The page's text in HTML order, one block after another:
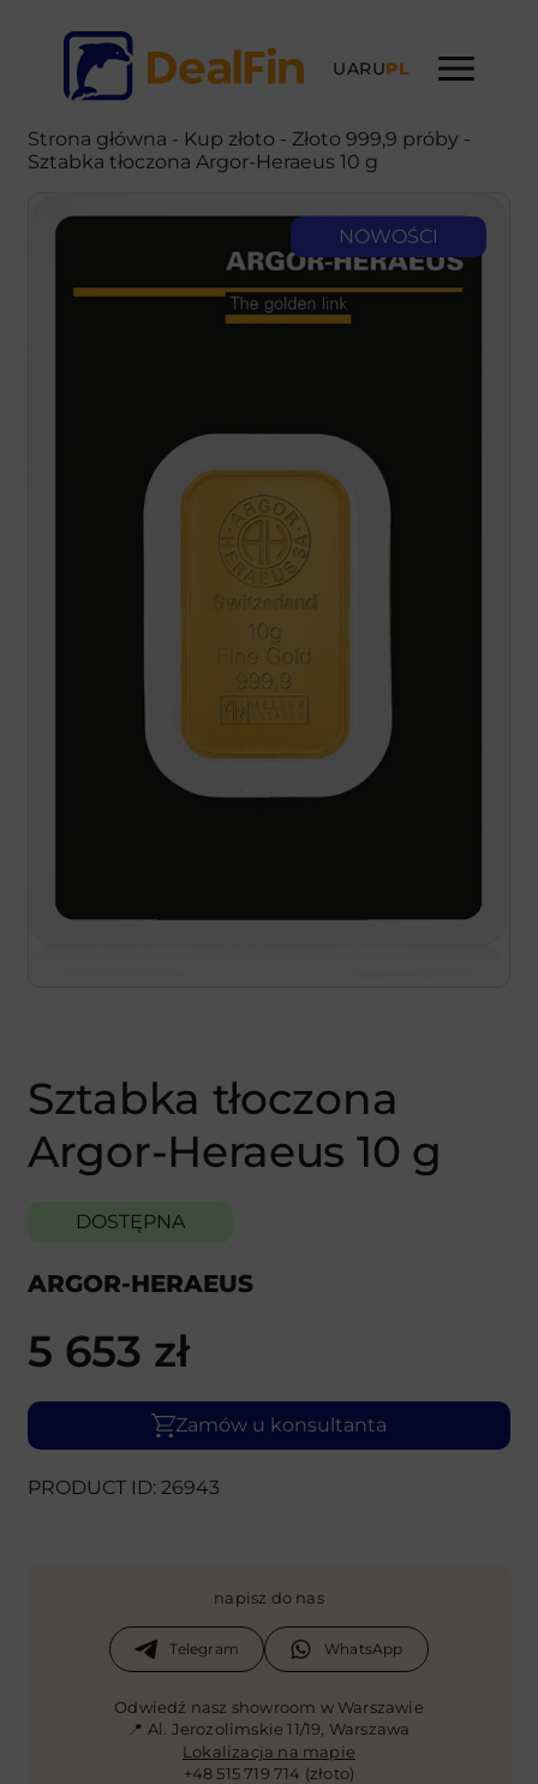
UARUPL
Strona główna - Kup złoto - Złoto 999,9 próby -
Sztabka tłoczona Argor-Heraeus 10 g
NOWOŚCI
Sztabka tłoczona
Argor-Heraeus 10 g
DOSTĘPNA
ARGOR-HERAEUS
5 653 zł
Zamów u konsultanta
PRODUCT ID: 26943
napisz do nas
Telegram WhatsApp
Odwiedź nasz showroom w Warszawie
📍 Al. Jerozolimskie 11/19, Warszawa
Lokalizacja na mapie
+48 515 719 714 (złoto)